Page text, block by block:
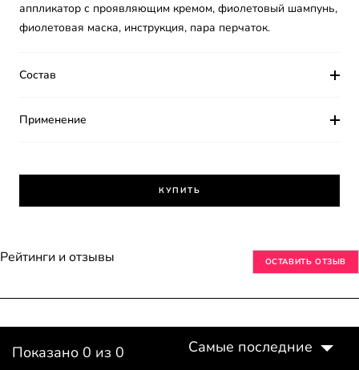
аппликатор с проявляющим кремом, фиолетовый шампунь,
фиолетовая маска, инструкция, пара перчаток.
Состав
Применение
КУПИТЬ
Рейтинги и отзывы ОСТАВИТЬ ОТЗЫВ
Показано 0 из 0 Самые последние